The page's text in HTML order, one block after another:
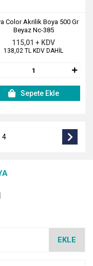
Color Akrilik Boya 500 Gr
Beyaz Nc-385
115,01 + KDV
138,02 TL KDV DAHİL
Sepete Ekle
4
EKLE